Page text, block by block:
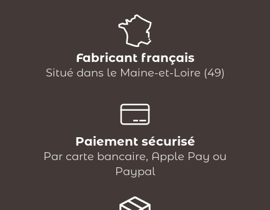
Fabricant français
Situé dans le Maine-et-Loire (49)
Paiement sécurisé
Par carte bancaire, Apple Pay ou
Paypal